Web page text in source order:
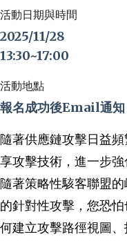
活動日期與時間
2025/11/28
13:30~17:00
活動地點
報名成功後Email通知
隨著供應鏈攻擊日益
享攻擊技術，進一步強
隨著策略性駭客聯盟
的針對性攻擊，您恐
何建立攻擊路徑視圖